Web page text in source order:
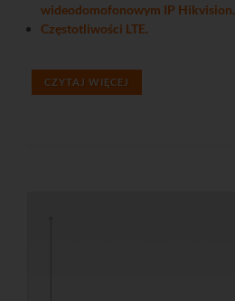
wideodomofonowym IP Hikvision.
Częstotliwości LTE.
CZYTAJ WIĘCEJ